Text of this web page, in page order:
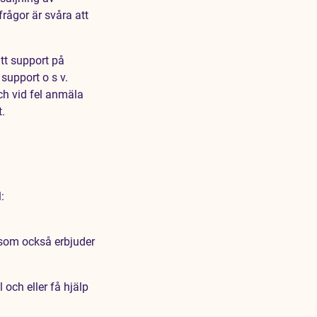
är svåra att
support på
o s v.
vid fel anmäla
också erbjuder
och eller få hjälp